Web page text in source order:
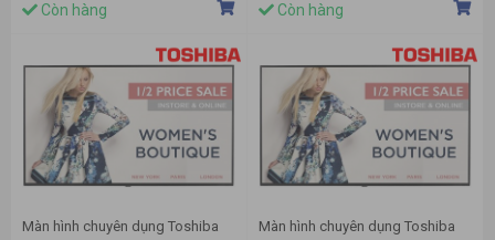
Còn hàng Còn hàng
Màn hình chuyên dụng Toshiba
Màn hình chuyên dụng Toshiba